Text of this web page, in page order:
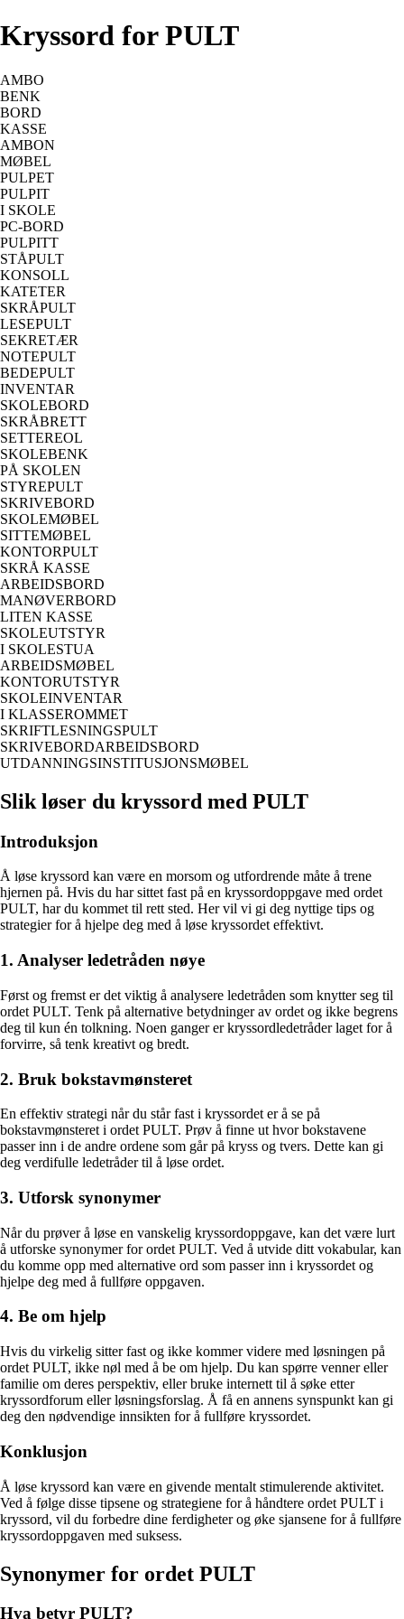
Kryssord for PULT
AMBO
BENK
BORD
KASSE
AMBON
MØBEL
PULPET
PULPIT
I SKOLE
PC-BORD
PULPITT
STÅPULT
KONSOLL
KATETER
SKRÅPULT
LESEPULT
SEKRETÆR
NOTEPULT
BEDEPULT
INVENTAR
SKOLEBORD
SKRÅBRETT
SETTEREOL
SKOLEBENK
PÅ SKOLEN
STYREPULT
SKRIVEBORD
SKOLEMØBEL
SITTEMØBEL
KONTORPULT
SKRÅ KASSE
ARBEIDSBORD
MANØVERBORD
LITEN KASSE
SKOLEUTSTYR
I SKOLESTUA
ARBEIDSMØBEL
KONTORUTSTYR
SKOLEINVENTAR
I KLASSEROMMET
SKRIFTLESNINGSPULT
SKRIVEBORDARBEIDSBORD
UTDANNINGSINSTITUSJONSMØBEL
Slik løser du kryssord med PULT
Introduksjon
Å løse kryssord kan være en morsom og utfordrende måte å trene
hjernen på. Hvis du har sittet fast på en kryssordoppgave med ordet
PULT, har du kommet til rett sted. Her vil vi gi deg nyttige tips og
strategier for å hjelpe deg med å løse kryssordet effektivt.
1. Analyser ledetråden nøye
Først og fremst er det viktig å analysere ledetråden som knytter seg til
ordet PULT. Tenk på alternative betydninger av ordet og ikke begrens
deg til kun én tolkning. Noen ganger er kryssordledetråder laget for å
forvirre, så tenk kreativt og bredt.
2. Bruk bokstavmønsteret
En effektiv strategi når du står fast i kryssordet er å se på
bokstavmønsteret i ordet PULT. Prøv å finne ut hvor bokstavene
passer inn i de andre ordene som går på kryss og tvers. Dette kan gi
deg verdifulle ledetråder til å løse ordet.
3. Utforsk synonymer
Når du prøver å løse en vanskelig kryssordoppgave, kan det være lurt
å utforske synonymer for ordet PULT. Ved å utvide ditt vokabular, kan
du komme opp med alternative ord som passer inn i kryssordet og
hjelpe deg med å fullføre oppgaven.
4. Be om hjelp
Hvis du virkelig sitter fast og ikke kommer videre med løsningen på
ordet PULT, ikke nøl med å be om hjelp. Du kan spørre venner eller
familie om deres perspektiv, eller bruke internett til å søke etter
kryssordforum eller løsningsforslag. Å få en annens synspunkt kan gi
deg den nødvendige innsikten for å fullføre kryssordet.
Konklusjon
Å løse kryssord kan være en givende mentalt stimulerende aktivitet.
Ved å følge disse tipsene og strategiene for å håndtere ordet PULT i
kryssord, vil du forbedre dine ferdigheter og øke sjansene for å fullføre
kryssordoppgaven med suksess.
Synonymer for ordet PULT
Hva betyr PULT?